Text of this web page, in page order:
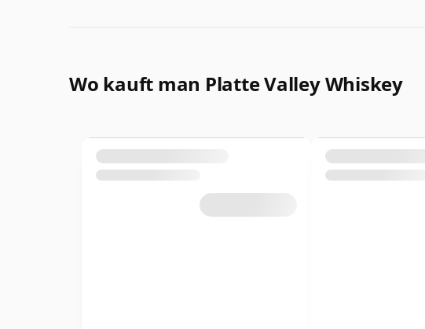
Wo kauft man Platte Valley Whiskey